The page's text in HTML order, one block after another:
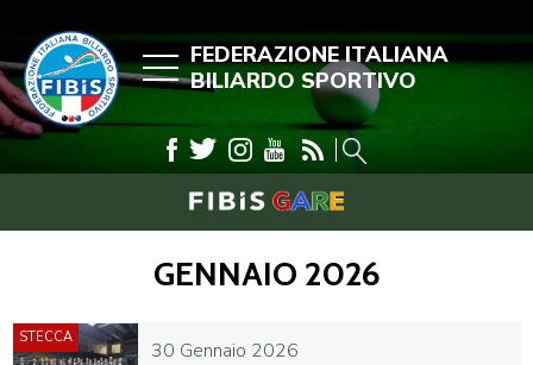
FEDERAZIONE ITALIANA
BILIARDO SPORTIVO
GENNAIO 2026
30 Gennaio 2026
STECCA